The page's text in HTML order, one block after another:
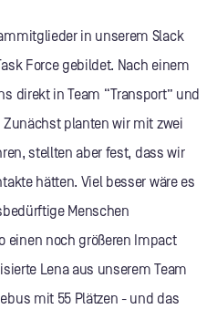
in unserem Slack
Force gebildet. Nach einem
direkt in Team “Transport” und
planten wir mit zwei
stellten aber fest, dass wir
hätten. Viel besser wäre es
Menschen
einen noch größeren Impact
Lena aus unserem Team
mit 55 Plätzen - und das